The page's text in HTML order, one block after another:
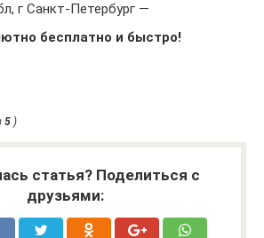
г Санкт-Петербург —
бесплатно и быстро!
5 )
статья? Поделиться с
друзьями: